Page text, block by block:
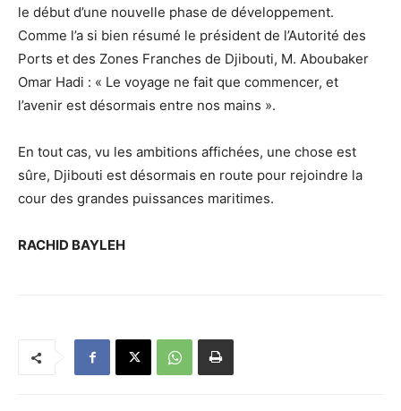
le début d’une nouvelle phase de développement.
Comme l’a si bien résumé le président de l’Autorité des
Ports et des Zones Franches de Djibouti, M. Aboubaker
Omar Hadi : « Le voyage ne fait que commencer, et
l’avenir est désormais entre nos mains ».
En tout cas, vu les ambitions affichées, une chose est
sûre, Djibouti est désormais en route pour rejoindre la
cour des grandes puissances maritimes.
RACHID BAYLEH